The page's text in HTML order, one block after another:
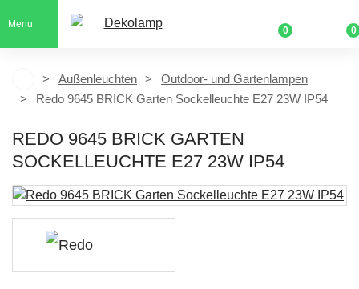
Menu
0 0
Außenleuchten
Outdoor- und Gartenlampen
Redo 9645 BRICK Garten Sockelleuchte E27 23W IP54
REDO 9645 BRICK GARTEN
SOCKELLEUCHTE E27 23W IP54